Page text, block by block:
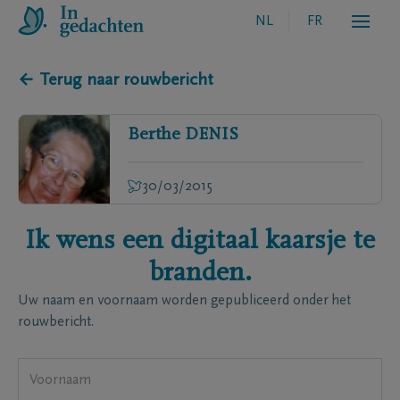
NL FR
← Terug naar rouwbericht
Berthe DENIS
30/03/2015
Ik wens een digitaal kaarsje te
branden.
Uw naam en voornaam worden gepubliceerd onder het
rouwbericht.